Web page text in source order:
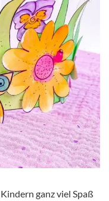
ganz viel Spaß